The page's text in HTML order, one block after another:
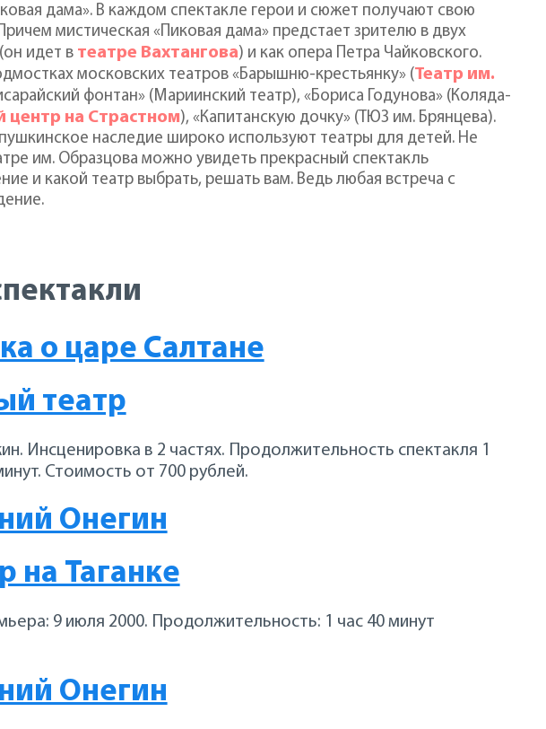
дама». В каждом спектакле герои и сюжет получают свою
мистическая «Пиковая дама» предстает зрителю в двух
идет в театре Вахтангова) и как опера Петра Чайковского.
московских театров «Барышню-крестьянку» (Театр им.
фонтан» (Мариинский театр), «Бориса Годунова» (Коляда-
центр на Страстном), «Капитанскую дочку» (ТЮЗ им. Брянцева).
наследие широко используют театры для детей. Не
им. Образцова можно увидеть прекрасный спектакль
и какой театр выбрать, решать вам. Ведь любая встреча с
о царе Салтане
театр
Инсценировка в 2 частях. Продолжительность спектакля 1
Стоимость от 700 рублей.
Онегин
на Таганке
9 июля 2000. Продолжительность: 1 час 40 минут
Онегин